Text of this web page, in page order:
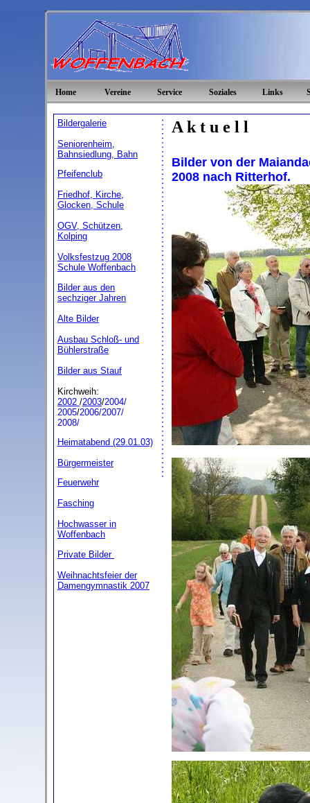
Home Vereine Service Soziales Links
Bildergalerie
Seniorenheim,
Bahnsiedlung, Bahn
Pfeifenclub
Friedhof, Kirche,
Glocken, Schule
OGV, Schützen,
Kolping
Volksfestzug 2008
Schule Woffenbach
Bilder aus den
sechziger Jahren
Alte Bilder
Ausbau Schloß- und
Bühlerstraße
Bilder aus Stauf
Kirchweih:
2002 /2003/2004/
2005/2006/2007/
2008/
Heimatabend (29.01.03)
Bürgermeister
Feuerwehr
Fasching
Hochwasser in
Woffenbach
Private Bilder
Weihnachtsfeier der
Damengymnastik 2007
A k t u e l l
Bilder von der
2008 nach Ritterhof.